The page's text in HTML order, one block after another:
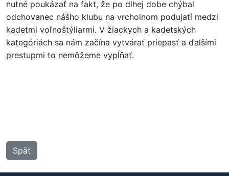
nutné poukázať na fakt, že po dlhej dobe chýbal
odchovanec nášho klubu na vrcholnom podujatí medzi
kadetmi voľnoštýliarmi. V žiackych a kadetských
kategóriách sa nám začína vytvárať priepasť a ďalšími
prestupmi to nemôžeme vypĺňať.
Späť